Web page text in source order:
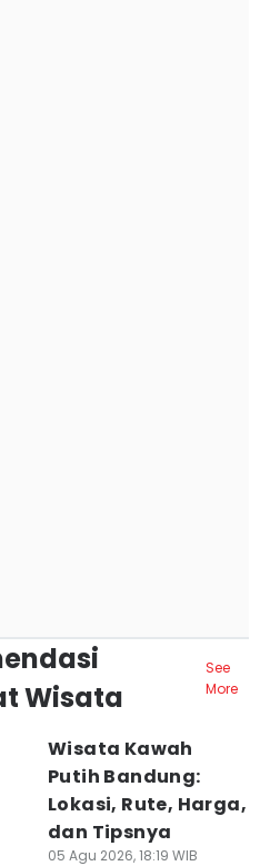
Wisata
See
More
Wisata Kawah
Putih Bandung:
Lokasi, Rute, Harga,
dan Tipsnya
05 Agu 2026, 18:19 WIB